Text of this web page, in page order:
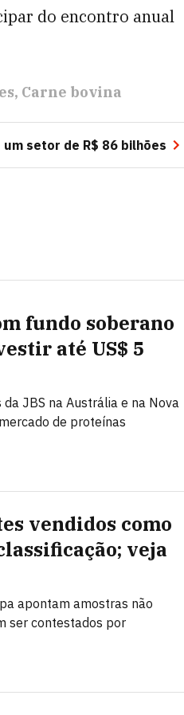
do encontro anual
Carne bovina
setor de R$ 86 bilhões
fundo soberano
até US$ 5
JBS na Austrália e na Nova
de proteínas
vendidos como
veja
apontam amostras não
ser contestados por